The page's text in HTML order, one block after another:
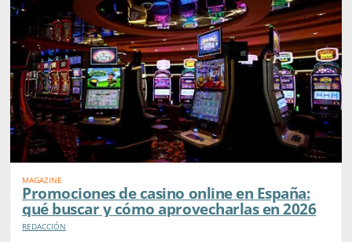
MAGAZINE
Promociones de casino online en España:
qué buscar y cómo aprovecharlas en 2026
REDACCIÓN